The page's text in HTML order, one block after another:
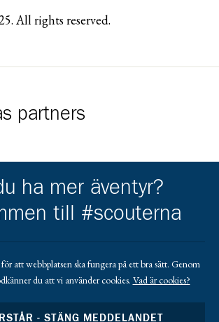
All rights reserved.
partners
till https://www.lansforsakringar.se/
Gå till https://
ha mer äventyr?
till #scouterna
att webbplatsen ska fungera på ett bra sätt. Genom
du att vi använder cookies. Vad är cookies?
- STÄNG MEDDELANDET